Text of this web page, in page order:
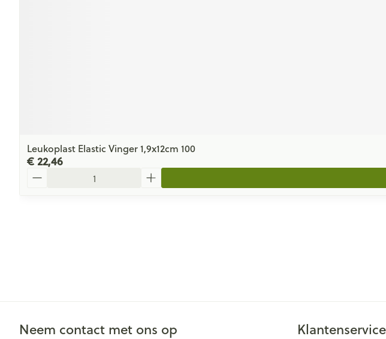
Leukoplast Elastic Vinger 1,9x12cm 100
€ 22,46
Neem contact met ons op Klantenservice